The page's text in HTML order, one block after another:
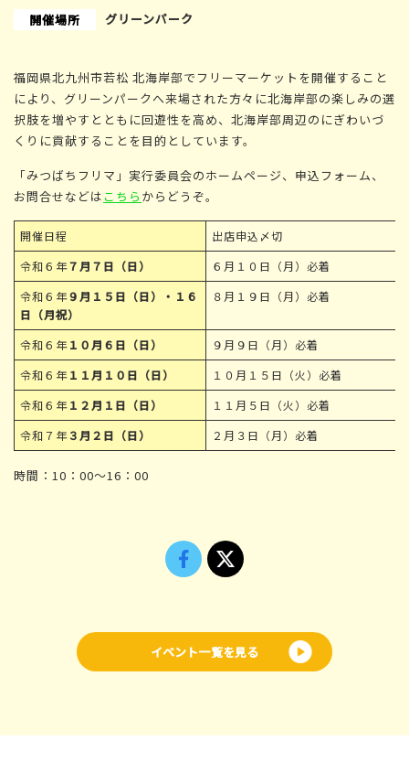
開催場所
グリーンパーク
福岡県北九州市若松 北海岸部でフリーマーケットを開催すること
により、グリーンパークへ来場された方々に北海岸部の楽しみの選
択肢を増やすとともに回遊性を高め、北海岸部周辺のにぎわいづ
くりに貢献することを目的としています。
「みつばちフリマ」実行委員会のホームページ、申込フォーム、
お問合せなどは こちら からどうぞ。
開催日程
出店申込〆切
令和６年７月７日（日）
６月１０日（月）必着
令和６年９月１５日（日）・１６
日（月祝）
８月１９日（月）必着
令和６年１０月６日（日）
９月９日（月）必着
令和６年１１月１０日（日）
１０月１５日（火）必着
令和６年１２月１日（日）
１１月５日（火）必着
令和７年３月２日（日） ２月３日（月）必着
時間：10：00〜16：00
イベント一覧を見る